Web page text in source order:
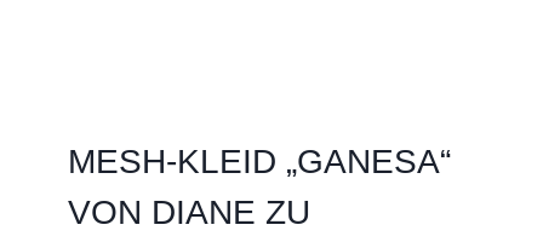
MESH-KLEID „GANESA“
VON DIANE ZU